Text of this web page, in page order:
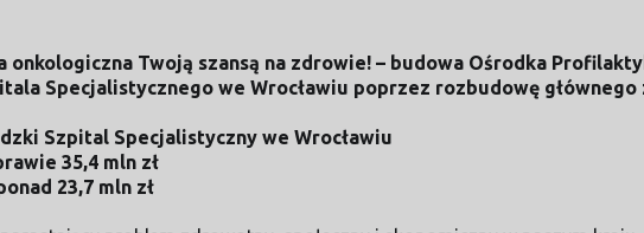
onkologiczna Twoją szansą na zdrowie! – budowa Ośrodka
Specjalistycznego we Wrocławiu poprzez rozbudowę głównego
Szpital Specjalistyczny we Wrocławiu
35,4 mln zł
23,7 mln zł